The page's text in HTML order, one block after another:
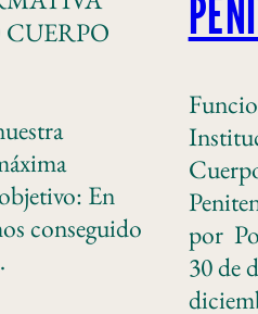
En
conseguido
por
30 de